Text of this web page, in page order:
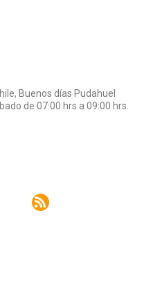
Buenos días Pudahuel
de 07:00 hrs a 09:00 hrs.
Rss